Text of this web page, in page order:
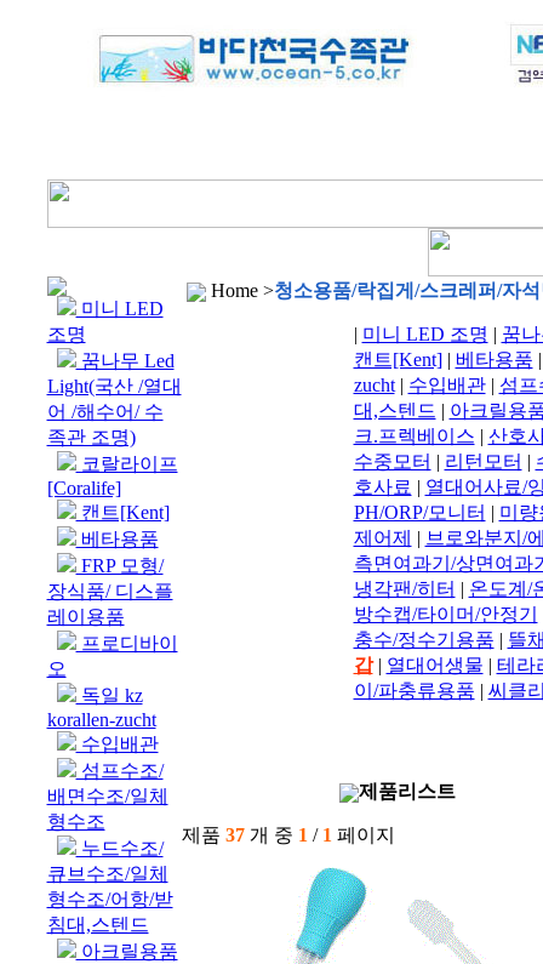
미니 LED
조명
꿈나무 Led
Light(국산 /열대
어 /해수어/ 수
족관 조명)
코랄라이프
[Coralife]
캔트[Kent]
베타용품
FRP 모형/
장식품/ 디스플
레이용품
프로디바이
오
독일 kz
korallen-zucht
수입배관
섬프수조/
배면수조/일체
형수조
누드수조/
큐브수조/일체
형수조/어항/받
침대,스텐드
아크릴용품
Home >청소용품/락집게/스크레퍼/자
| 미니 LED 조명 | 꿈
캔트[Kent]| 베타용품
zucht| 수입배관| 섬프
대,스텐드 | 아크릴용
크.프렉베이스 | 산호
수중모터 | 리턴모터 |
호사료 | 열대어사료/
PH/ORP/모니터 | 미량
제어제 | 브로와분지/
측면여과기/상면여과
냉각팬/히터 | 온도계/
방수캡/타이머/안정기
충수/정수기용품 | 뜰
갑| 열대어생물 | 테라
이/파충류용품 | 씨클
제품리스트
제품 37개 중 1 / 1 페이지